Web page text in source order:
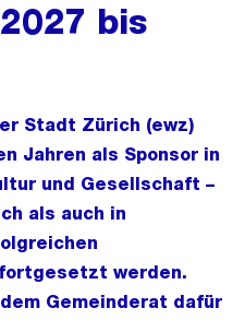
bis
Stadt Zürich (ewz)
Jahren als Sponsor in
und Gesellschaft –
als auch in
werden.
Gemeinderat dafür